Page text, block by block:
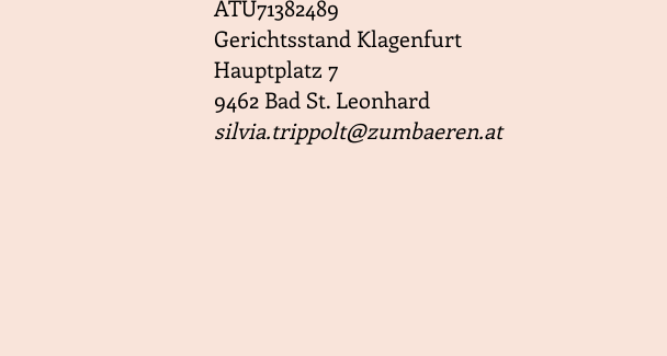
ATU71382489
Gerichtsstand Klagenfurt
Hauptplatz 7
9462 Bad St. Leonhard
silvia.trippolt@zumbaeren.at